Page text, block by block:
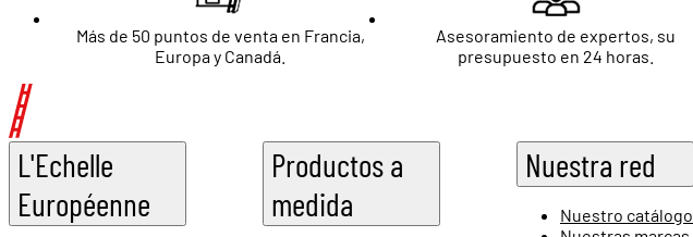
Más de 50 puntos de venta en Francia,
Europa y Canadá.
Asesoramiento de expertos, su
presupuesto en 24 horas.
L'Echelle
Européenne
Productos a
medida
Nuestra red
Nuestro catálogo